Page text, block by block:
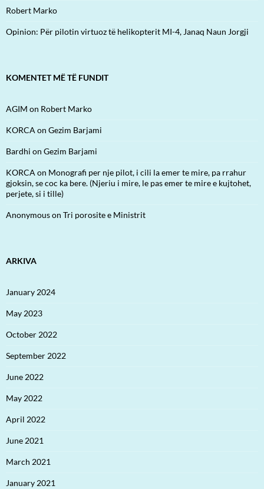
Robert Marko
Opinion: Për pilotin virtuoz të helikopterit MI-4, Janaq Naun Jorgji
KOMENTET MË TË FUNDIT
AGIM on Robert Marko
KORCA on Gezim Barjami
Bardhi on Gezim Barjami
KORCA on Monografi per nje pilot, i cili la emer te mire, pa rrahur
gjoksin, se coc ka bere. (Njeriu i mire, le pas emer te mire e kujtohet,
perjete, si i tille)
Anonymouson Tri porosite e Ministrit
ARKIVA
January 2024
May 2023
October 2022
September 2022
June 2022
May 2022
April 2022
June 2021
March 2021
January 2021